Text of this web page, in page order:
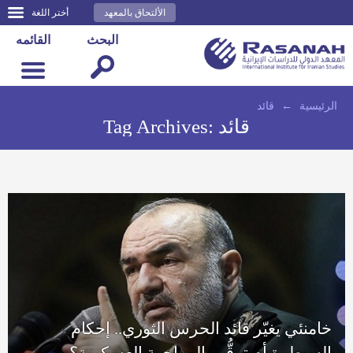
أختر اللغة الألتحاق بالمعهد
القائمه البحث
الرئيسية ← قائد
Tag Archives: قائد
خامنئي يغيّر قائد الحرس الثوري.. إحكام